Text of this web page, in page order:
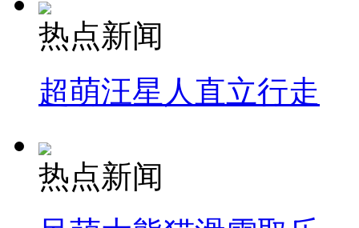
热点新闻
超萌汪星人直立行走
热点新闻